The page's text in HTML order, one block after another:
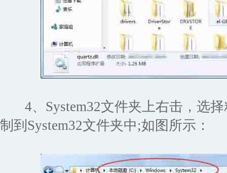
4、System32文件夹上右击，选择
制到System32文件夹中;如图所示：